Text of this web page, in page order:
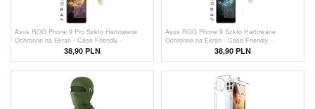
Asus ROG Phone 9 Pro Szkło Hartowane
Ochronne na Ekran - Case Friendly -
38,90 PLN
Asus ROG Phone 9 Szkło Hartowane
Ochronne na Ekran - Case Friendly -
38,90 PLN